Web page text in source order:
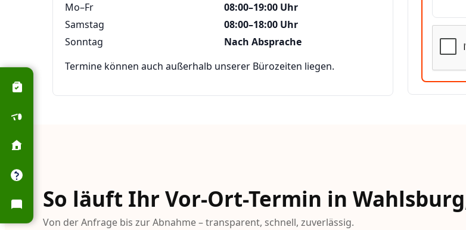
Mo–Fr
08:00–19:00 Uhr
Samstag
08:00–18:00 Uhr
Sonntag
Nach Absprache
Termine können auch außerhalb unserer Bürozeiten liegen.
So läuft Ihr Vor-Ort-Termin in
Von der Anfrage bis zur Abnahme – transparent, schnell, zuverlässig.